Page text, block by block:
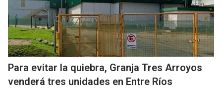
Para evitar la quiebra, Granja Tres Arroyos
venderá tres unidades en Entre Ríos